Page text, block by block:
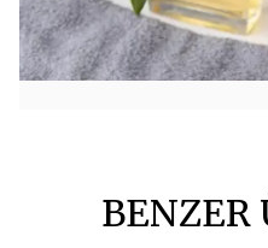
BENZER